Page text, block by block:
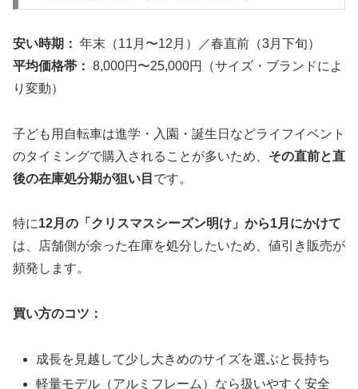
安い時期： 年末（11月〜12月）／春直前（3月下旬）
平均価格帯： 8,000円〜25,000円（サイズ・ブランドによ
り変動）
子ども用自転車は進学・入園・誕生日などライフイベント
のタイミングで購入されることが多いため、 その直前と直
後の在庫処分期が狙い目 です。
特に12月の「クリスマスシーズン明け」から1月にかけて
は、店舗側が余った在庫を処分したいため、値引き販売が
頻発します。
買い方のコツ：
成長を見越して少し大きめのサイズを選ぶと長持ち
軽量モデル（アルミフレーム）なら扱いやすく安全